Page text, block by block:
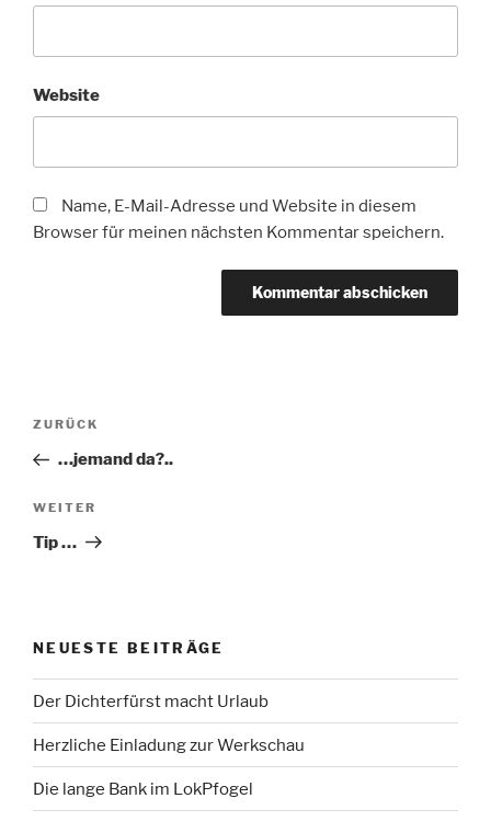
Website
Name, E-Mail-Adresse und Website in diesem
Browser für meinen nächsten Kommentar speichern.
Beitragsnavigation
Vorheriger
Beitrag
ZURÜCK
…jemand da?..
Nächster
Beitrag
WEITER
Tip …
NEUESTE BEITRÄGE
Der Dichterfürst macht Urlaub
Herzliche Einladung zur Werkschau
Die lange Bank im LokPfogel